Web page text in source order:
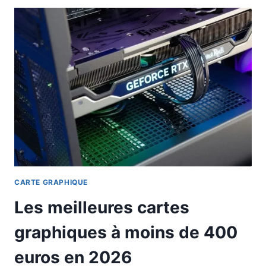
CARTE GRAPHIQUE
Les meilleures cartes
graphiques à moins de 400
euros en 2026